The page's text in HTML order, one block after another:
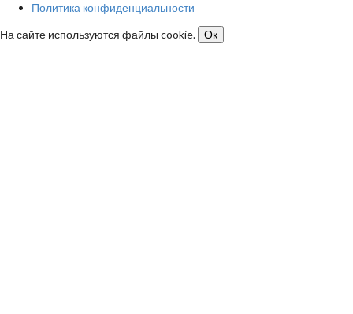
Политика конфиденциальности
На сайте используются файлы cookie.
Ок